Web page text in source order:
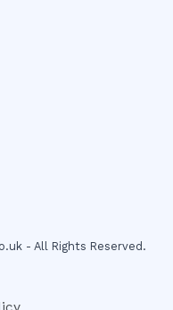
- All Rights Reserved.